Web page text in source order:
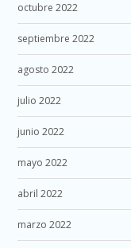
octubre 2022
septiembre 2022
agosto 2022
julio 2022
junio 2022
mayo 2022
abril 2022
marzo 2022